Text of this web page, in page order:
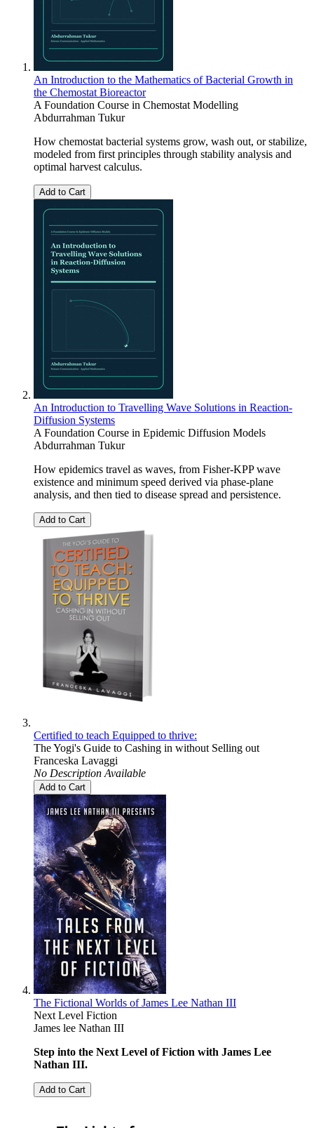
An Introduction to the Mathematics of Bacterial Growth in
the Chemostat Bioreactor
A Foundation Course in Chemostat Modelling
Abdurrahman Tukur
How chemostat bacterial systems grow, wash out, or stabilize,
modeled from first principles through stability analysis and
optimal harvest calculus.
Add to Cart
An Introduction to Travelling Wave Solutions in Reaction-
Diffusion Systems
A Foundation Course in Epidemic Diffusion Models
Abdurrahman Tukur
How epidemics travel as waves, from Fisher-KPP wave
existence and minimum speed derived via phase-plane
analysis, and then tied to disease spread and persistence.
Add to Cart
Certified to teach Equipped to thrive:
The Yogi's Guide to Cashing in without Selling out
Franceska Lavaggi
No Description Available
Add to Cart
The Fictional Worlds of James Lee Nathan III
Next Level Fiction
James lee Nathan III
Step into the Next Level of Fiction with James Lee
Nathan III.
Add to Cart